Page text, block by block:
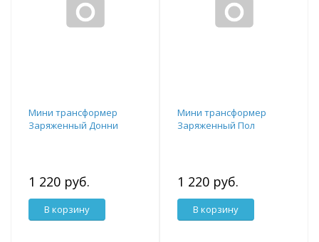
Мини трансформер
Заряженный Донни
1 220 руб.
В корзину
Мини трансформер
Заряженный Пол
1 220 руб.
В корзину